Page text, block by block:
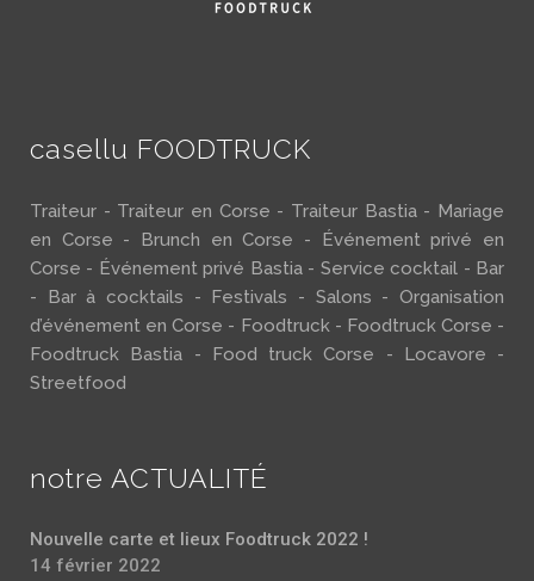
casellu FOODTRUCK
Traiteur - Traiteur en Corse - Traiteur Bastia - Mariage
en Corse - Brunch en Corse - Événement privé en
Corse - Événement privé Bastia - Service cocktail - Bar
- Bar à cocktails - Festivals - Salons - Organisation
d’événement en Corse - Foodtruck - Foodtruck Corse -
Foodtruck Bastia - Food truck Corse - Locavore -
Streetfood
notre ACTUALITÉ
Nouvelle carte et lieux Foodtruck 2022 !
14 février 2022